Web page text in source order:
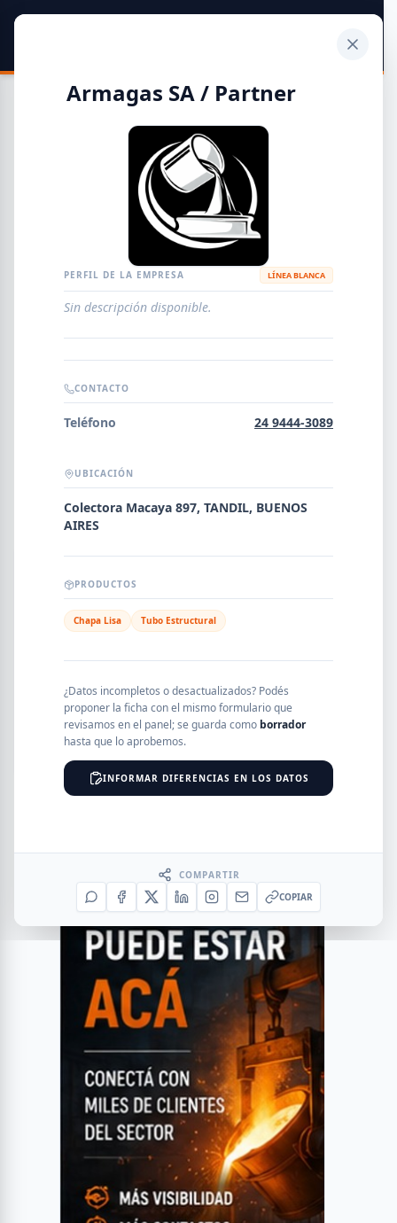
Guía de Empresas Metalúrgicas y Siderúrgicas
METALÚRGICAS
EMPRESAS AGREGAR EMPRESA
Error al cargar empresas.
SEGMENTO
PROVINCIA
Armagas SA / Partner
PERFIL DE LA EMPRESA LÍNEA BLANCA
Sin descripción disponible.
CONTACTO
Teléfono 24 9444-3089
UBICACIÓN
Colectora Macaya 897, TANDIL, BUENOS
AIRES
PRODUCTOS
Chapa Lisa Tubo Estructural
¿Datos incompletos o desactualizados? Podés
proponer la ficha con el mismo formulario que
revisamos en el panel; se guarda como borrador
hasta que lo aprobemos.
INFORMAR DIFERENCIAS EN LOS DATOS
COMPARTIR
COPIAR